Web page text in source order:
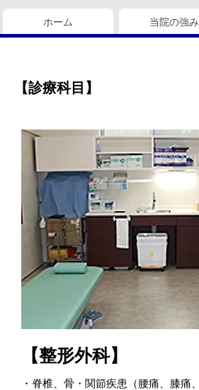
ホーム 当院の強み
【診療科目】
【整形外科】
・脊椎、骨・関節疾患（腰痛、膝痛